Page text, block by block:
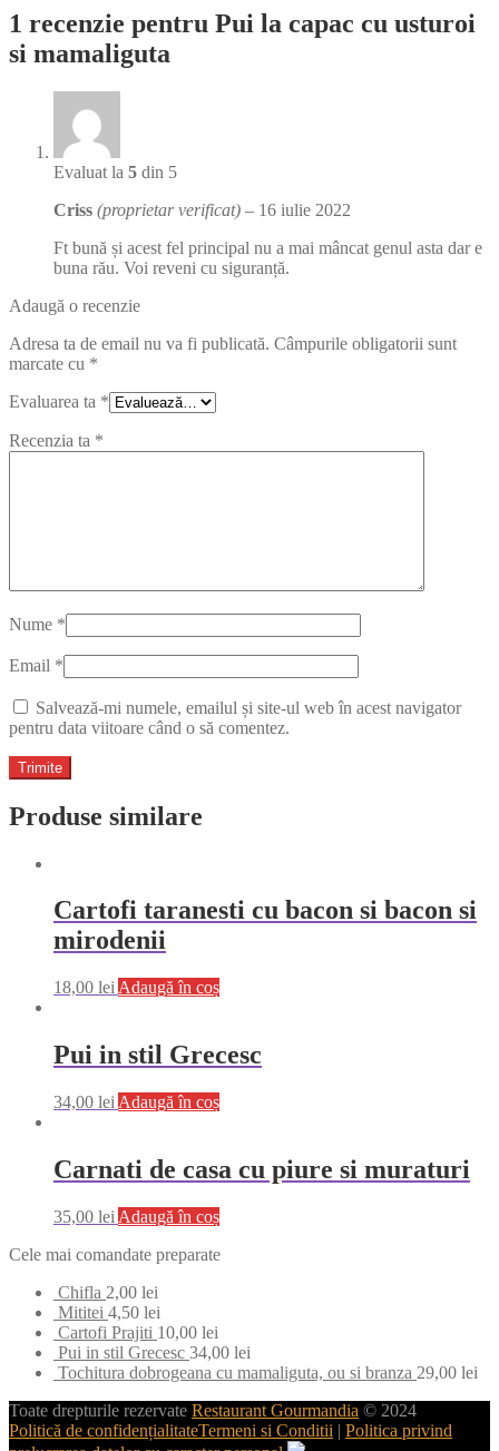
1 recenzie pentru Pui la capac cu usturoi
si mamaliguta
Evaluat la 5 din 5
Criss (proprietar verificat) – 16 iulie 2022
Ft bună și acest fel principal nu a mai mâncat genul asta dar e
buna rău. Voi reveni cu siguranță.
Adaugă o recenzie
Adresa ta de email nu va fi publicată. Câmpurile obligatorii sunt
marcate cu *
Evaluarea ta *
Recenzia ta *
Nume *
Email *
Salvează-mi numele, emailul și site-ul web în acest navigator
pentru data viitoare când o să comentez.
Produse similare
Cartofi taranesti cu bacon si bacon si
mirodenii
18,00 lei Adaugă în coș
Pui in stil Grecesc
34,00 lei Adaugă în coș
Carnati de casa cu piure si muraturi
35,00 lei Adaugă în coș
Cele mai comandate preparate
Chifla 2,00 lei
Mititei 4,50 lei
Cartofi Prajiti 10,00 lei
Pui in stil Grecesc 34,00 lei
Tochitura dobrogeana cu mamaliguta, ou si branza 29,00 lei
Toate drepturile rezervate Restaurant Gourmandia © 2024
Politică de confidențialitateTermeni si Conditii | Politica privind